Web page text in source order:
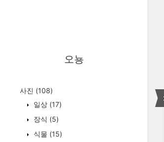
오뇽
사진 (108)
일상 (17)
장식 (5)
식물 (15)